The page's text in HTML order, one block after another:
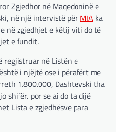
Zgjedhor në Maqedoninë e
në një intervistë për MIA ka
në zgjedhjet e këtij viti do të
e fundit.
regjistruar në Listën e
i njëjtë ose i përafërt me
1.800.000, Dashtevski tha
shifër, por se ai do ta dijë
Lista e zgjedhësve para